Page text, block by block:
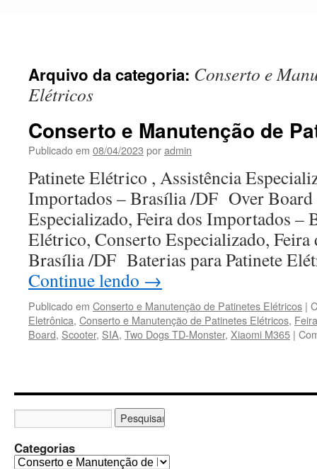
Arquivo da categoria: Conserto e
Elétricos
Conserto e Manutenção de
Publicado em 08/04/2023 poradmin
Patinete Elétrico , Assistência
Importados – Brasília /DF Over
Especializado, Feira dos Importados
Elétrico, Conserto Especializado,
Brasília /DF Baterias para Patinete
Continue lendo →
Publicado em Conserto e Manutenção de Patinetes Elétricos |
Eletrônica, Conserto e Manutenção de Patinetes Elétricos,
Board, Scooter, SIA, Two Dogs TD-Monster, Xiaomi M365 |
Categorias
C